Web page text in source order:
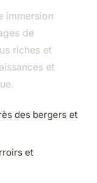
immersion
de
riches et
et
des bergers et
et